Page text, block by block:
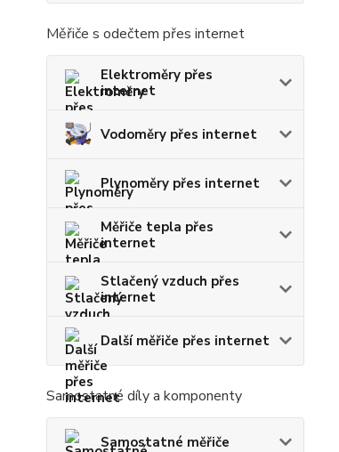
Měřiče s odečtem přes internet
Elektroměry přes
internet
Vodoměry přes internet
Plynoměry přes internet
Měřiče tepla přes
internet
Stlačený vzduch přes
internet
Další měřiče přes internet
Samostatné díly a komponenty
Samostatné měřiče